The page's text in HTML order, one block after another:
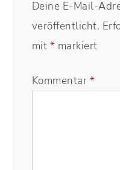
Deine E-Mail-
veröffentlicht.
mit * markiert
Kommentar *